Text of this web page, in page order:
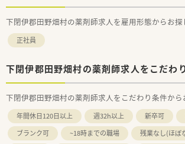
下閉伊郡田野畑村の薬剤師求人を雇用形態からお探
正社員
下閉伊郡田野畑村の薬剤師求人をこだわ
下閉伊郡田野畑村の薬剤師求人をこだわり条件から
年間休日120日以上 週32h以上 新卒可
ブランク可
~18時までの職場
残業なし(ほぼ